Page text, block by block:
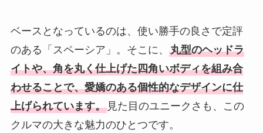
ベースとなっているのは、使い勝手の良さで定評
のある「スペーシア」。そこに、 丸型のヘッドラ
イトや、角を丸く仕上げた四角いボディを組み合
わせることで、愛嬌のある個性的なデザインに仕
上げられています。見た目のユニークさも、この
クルマの大きな魅力のひとつです。